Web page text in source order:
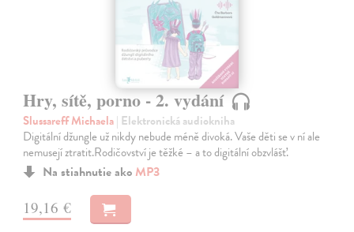
Hry, sítě, porno - 2. vydání
Slussareff Michaela| Elektronická audiokniha
Digitální džungle už nikdy nebude méně divoká. Vaše děti se v ní ale
nemusejí ztratit.Rodičovství je těžké – a to digitální obzvlášť.
Na stiahnutie ako MP3
19,16 €